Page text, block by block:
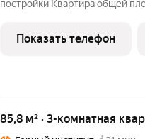
постройки Квартира общей
полная чистовая отделка:
водоэмульсионной
Показать телефон
85,8 м² · 3-комнатная